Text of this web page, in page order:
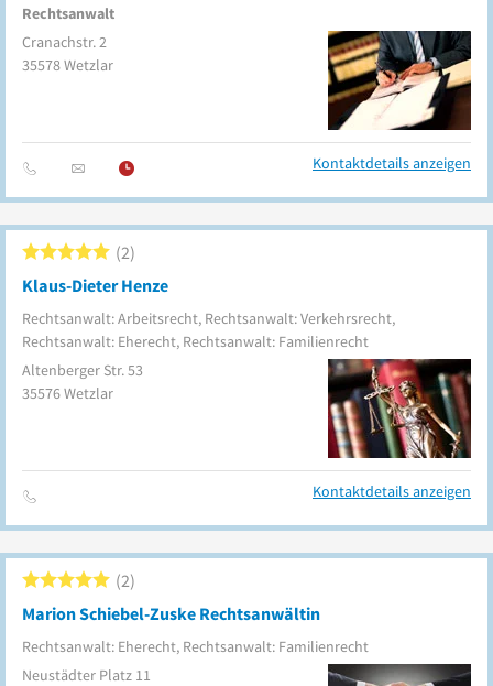
Rechtsanwalt
Cranachstr. 2
35578Wetzlar
Kontaktdetails anzeigen
Klaus-Dieter Henze
Rechtsanwalt: Arbeitsrecht, Rechtsanwalt: Verkehrsrecht,
Rechtsanwalt: Eherecht, Rechtsanwalt: Familienrecht
2
Altenberger Str. 53
35576Wetzlar
Kontaktdetails anzeigen
Marion Schiebel-Zuske Rechtsanwältin
Rechtsanwalt: Eherecht, Rechtsanwalt: Familienrecht
2
Neustädter Platz 11